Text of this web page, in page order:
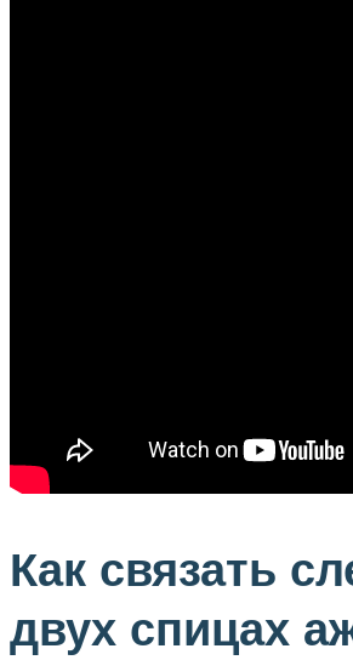
Как связать
двух спицах